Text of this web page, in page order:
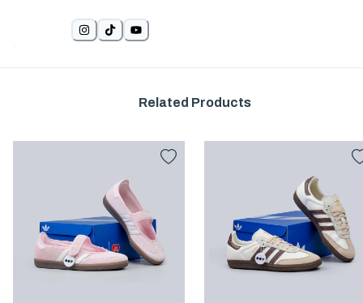
Related Products